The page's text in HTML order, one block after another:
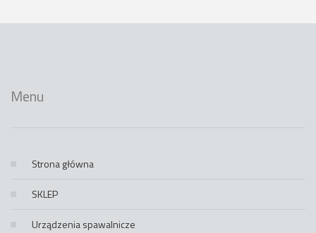
Menu
Strona główna
SKLEP
Urządzenia spawalnicze